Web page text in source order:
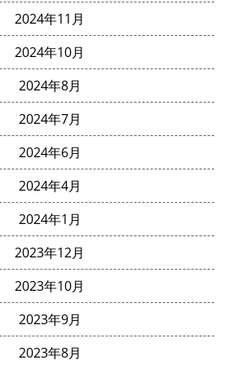
2024年11月
2024年10月
2024年8月
2024年7月
2024年6月
2024年4月
2024年1月
2023年12月
2023年10月
2023年9月
2023年8月